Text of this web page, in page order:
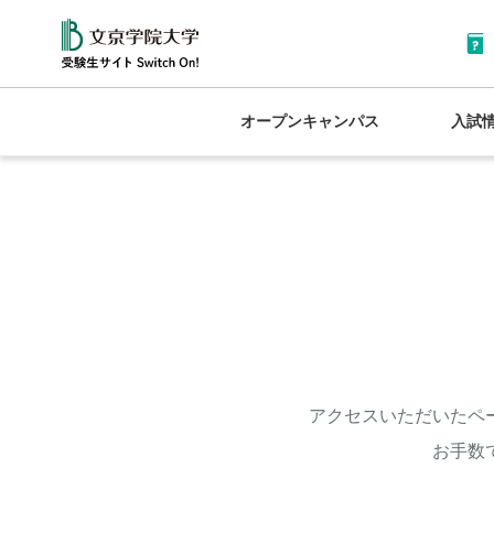
オープンキャンパス 入試
アクセスいただいたペ
お手数